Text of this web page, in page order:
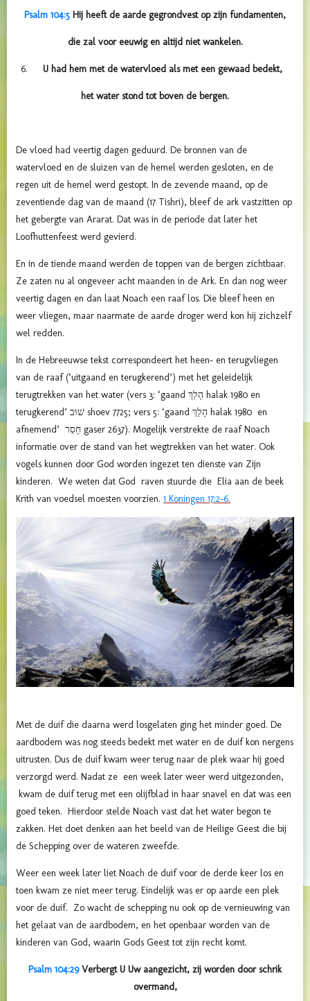
Psalm 104:5 Hij heeft de aarde gegrondvest op zijn fundamenten,
die zal voor eeuwig en altijd niet wankelen.
U had hem met de watervloed als met een gewaad bedekt,
het water stond tot boven de bergen.
De vloed had veertig dagen geduurd. De bronnen van de
watervloed en de sluizen van de hemel werden gesloten, en de
regen uit de hemel werd gestopt. In de zevende maand, op de
zeventiende dag van de maand (17 Tishri), bleef de ark vastzitten op
het gebergte van Ararat. Dat was in de periode dat later het
Loofhuttenfeest werd gevierd.
En in de tiende maand werden de toppen van de bergen zichtbaar.
Ze zaten nu al ongeveer acht maanden in de Ark. En dan nog weer
veertig dagen en dan laat Noach een raaf los. Die bleef heen en
weer vliegen, maar naarmate de aarde droger werd kon hij zichzelf
wel redden.
In de Hebreeuwse tekst correspondeert het heen- en terugvliegen
van de raaf (‘uitgaand en terugkerend’) met het geleidelijk
terugtrekken van het water (vers 3: ‘gaand הָלַךְ halak 1980 en
terugkerend’ שׁוּב shoev 7725; vers 5: ‘gaand הָלַךְ halak 1980 en
afnemend’ חָסֵר gaser 2637). Mogelijk verstrekte de raaf Noach
informatie over de stand van het wegtrekken van het water. Ook
vogels kunnen door God worden ingezet ten dienste van Zijn
kinderen. We weten dat God raven stuurde die Elia aan de beek
Krith van voedsel moesten voorzien. 1 Koningen 17:2-6.
Met de duif die daarna werd losgelaten ging het minder goed. De
aardbodem was nog steeds bedekt met water en de duif kon nergens
uitrusten. Dus de duif kwam weer terug naar de plek waar hij goed
verzorgd werd. Nadat ze een week later weer werd uitgezonden,
kwam de duif terug met een olijfblad in haar snavel en dat was een
goed teken. Hierdoor stelde Noach vast dat het water begon te
zakken. Het doet denken aan het beeld van de Heilige Geest die bij
de Schepping over de wateren zweefde.
Weer een week later liet Noach de duif voor de derde keer los en
toen kwam ze niet meer terug. Eindelijk was er op aarde een plek
voor de duif. Zo wacht de schepping nu ook op de vernieuwing van
het gelaat van de aardbodem, en het openbaar worden van de
kinderen van God, waarin Gods Geest tot zijn recht komt.
Psalm 104:29Verbergt U Uw aangezicht, zij worden door schrik
overmand,